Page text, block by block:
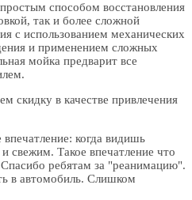
способом восcтановления
так и более сложной
с использованием механических
и применением сложных
мойка предварит все
скидку в качестве привлечения
когда видишь
свежим. Такое впечатление что
ребятам за "реанимацию".
в автомобиль. Слишком